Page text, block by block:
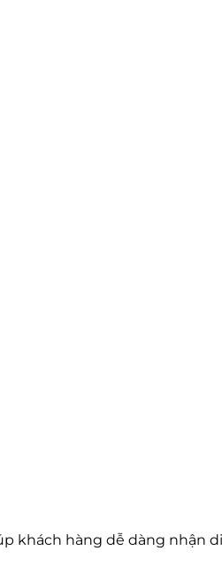
khách hàng dễ dàng nhận